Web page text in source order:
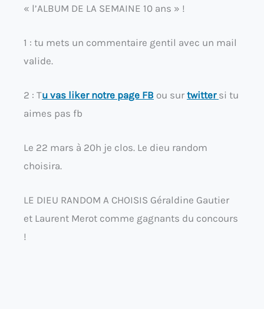
« l’ALBUM DE LA SEMAINE 10 ans » !
1 : tu mets un commentaire gentil avec un mail
valide.
2 : Tu vas liker notre page FB ou sur twitter si tu
aimes pas fb
Le 22 mars à 20h je clos. Le dieu random
choisira.
LE DIEU RANDOM A CHOISIS Géraldine Gautier
et Laurent Merot comme gagnants du concours
!